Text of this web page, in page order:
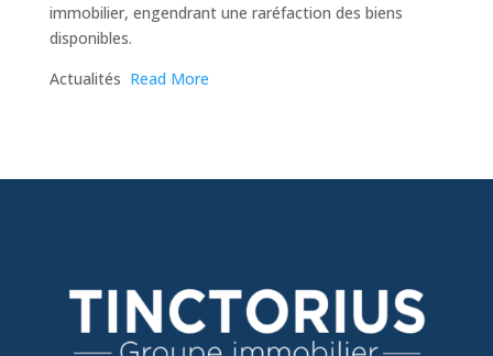
immobilier, engendrant une raréfaction des biens
disponibles.
​Actualités Read More